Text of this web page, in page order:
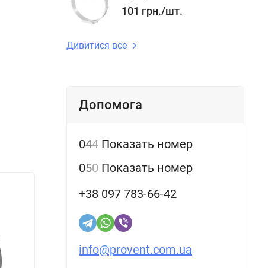
101 грн./шт.
Дивитися все
Допомога
044 Показать номер
050 Показать номер
+38 097 783-66-42
info@provent.com.ua